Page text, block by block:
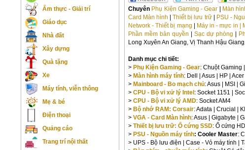
Ẩm thực - Giải trí
Giáo dục
Nhà đất
Xây dựng
Quà tặng
Xe
Máy tính, viễn thông
Mẹ & bé
Điện thoại
Quảng cáo
Trang trí nội thất
Chuyên Phụ Kiện Gaming - Gear | Màn
Card Màn hình |Thiết bị lưu trữ| PSU -
Network - Thiết bị mạng | Máy in - mực in |
Phần mềm bản quyền | Sạc dự phòng |
Long Xuyên An Giang, Vị Thanh Hậu
Danh mục chi tiết:
> Phụ Kiện Gaming - Gear: Chuột Gaming
> Màn hình máy tính: Dell | Asus | HP |
> Mainboard - Bo mạch chủ: Asus | MSI |
> CPU - Bộ vi xử lý Intel: Socket 1151 |
> CPU - Bộ vi xử lý AMD: Socket AM4
> Bộ nhớ RAM: Corsair: Adata | Crucial |
> VGA - Card Màn hình: Asus | Gigabyte |
> Thiết bị lưu trữ: Ổ cứng SSD: Ổ cứng
> PSU - Nguồn máy tính: Cooler Master:
> UPS - Bộ lưu điện | Case - Vỏ máy tính |